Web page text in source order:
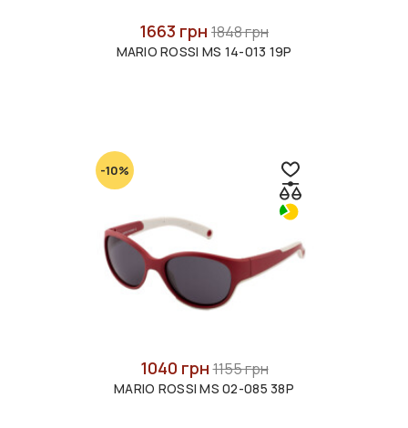
1663 грн 1848 грн
MARIO ROSSI MS 14-013 19P
-10%
1040 грн1155 грн
MARIO ROSSI MS 02-085 38P